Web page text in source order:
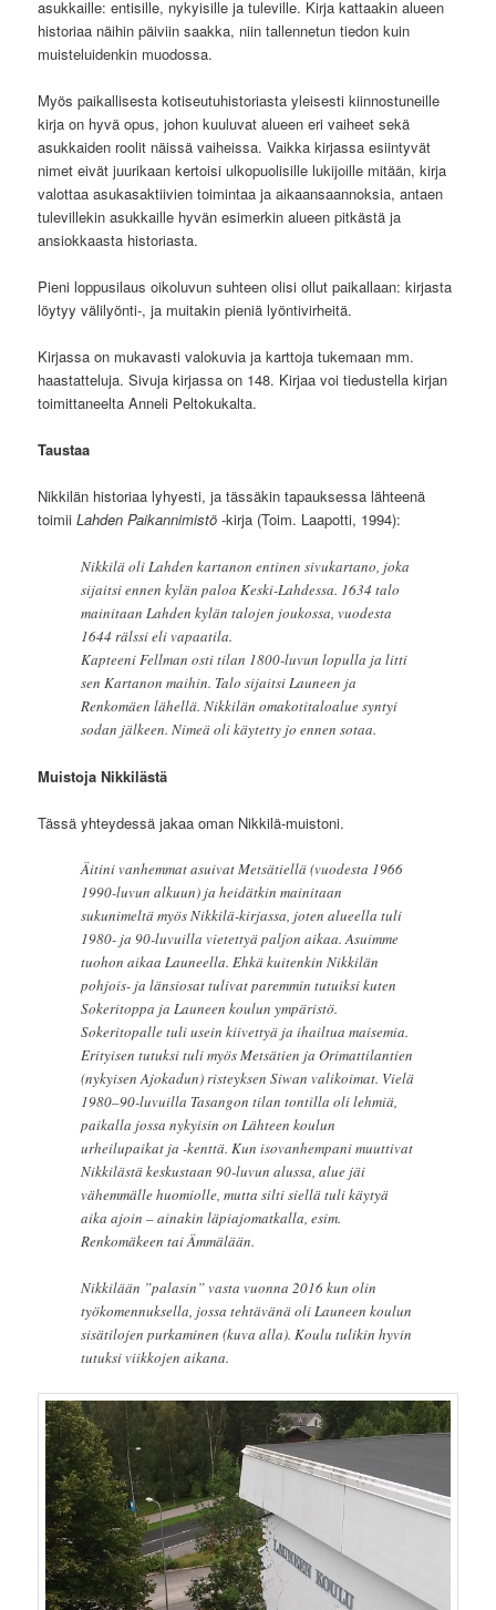
asukkaille: entisille, nykyisille ja tuleville. Kirja kattaakin alueen
historiaa näihin päiviin saakka, niin tallennetun tiedon kuin
muisteluidenkin muodossa.
Myös paikallisesta kotiseutuhistoriasta yleisesti kiinnostuneille
kirja on hyvä opus, johon kuuluvat alueen eri vaiheet sekä
asukkaiden roolit näissä vaiheissa. Vaikka kirjassa esiintyvät
nimet eivät juurikaan kertoisi ulkopuolisille lukijoille mitään, kirja
valottaa asukasaktiivien toimintaa ja aikaansaannoksia, antaen
tulevillekin asukkaille hyvän esimerkin alueen pitkästä ja
ansiokkaasta historiasta.
Pieni loppusilaus oikoluvun suhteen olisi ollut paikallaan: kirjasta
löytyy välilyönti-, ja muitakin pieniä lyöntivirheitä.
Kirjassa on mukavasti valokuvia ja karttoja tukemaan mm.
haastatteluja. Sivuja kirjassa on 148. Kirjaa voi tiedustella kirjan
toimittaneelta Anneli Peltokukalta.
Taustaa
Nikkilän historiaa lyhyesti, ja tässäkin tapauksessa lähteenä
toimiiLahden Paikannimistö -kirja (Toim. Laapotti, 1994):
Nikkilä oli Lahden kartanon entinen sivukartano, joka
sijaitsi ennen kylän paloa Keski-Lahdessa. 1634 talo
mainitaan Lahden kylän talojen joukossa, vuodesta
1644 rälssi eli vapaatila.
Kapteeni Fellman osti tilan 1800-luvun lopulla ja litti
sen Kartanon maihin. Talo sijaitsi Launeen ja
Renkomäen lähellä. Nikkilän omakotitaloalue syntyi
sodan jälkeen. Nimeä oli käytetty jo ennen sotaa.
Muistoja Nikkilästä
Tässä yhteydessä jakaa oman Nikkilä-muistoni.
Äitini vanhemmat asuivat Metsätiellä (vuodesta 1966
1990-luvun alkuun) ja heidätkin mainitaan
sukunimeltä myös Nikkilä-kirjassa, joten alueella tuli
1980- ja 90-luvuilla vietettyä paljon aikaa. Asuimme
tuohon aikaa Launeella. Ehkä kuitenkin Nikkilän
pohjois- ja länsiosat tulivat paremmin tutuiksi kuten
Sokeritoppa ja Launeen koulun ympäristö.
Sokeritopalle tuli usein kiivettyä ja ihailtua maisemia.
Erityisen tutuksi tuli myös Metsätien ja Orimattilantien
(nykyisen Ajokadun) risteyksen Siwan valikoimat. Vielä
1980–90-luvuilla Tasangon tilan tontilla oli lehmiä,
paikalla jossa nykyisin on Lähteen koulun
urheilupaikat ja -kenttä. Kun isovanhempani muuttivat
Nikkilästä keskustaan 90-luvun alussa, alue jäi
vähemmälle huomiolle, mutta silti siellä tuli käytyä
aika ajoin – ainakin läpiajomatkalla, esim.
Renkomäkeen tai Ämmälään.
Nikkilään ”palasin” vasta vuonna 2016 kun olin
työkomennuksella, jossa tehtävänä oli Launeen koulun
sisätilojen purkaminen (kuva alla). Koulu tulikin hyvin
tutuksi viikkojen aikana.